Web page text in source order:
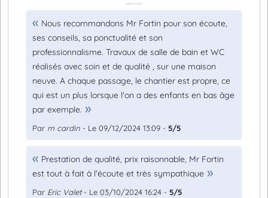
Nous recommandons Mr Fortin pour son écoute,
ses conseils, sa ponctualité et son
professionnalisme. Travaux de salle de bain et WC
réalisés avec soin et de qualité , sur une maison
neuve. A chaque passage, le chantier est propre, ce
qui est un plus lorsque l'on a des enfants en bas âge
par exemple.
Par m cardin - Le 09/12/2024 13:09 - 5/5
Prestation de qualité, prix raisonnable, Mr Fortin
est tout à fait à l'écoute et très sympathique
Par Eric Valet- Le 03/10/2024 16:24 - 5/5